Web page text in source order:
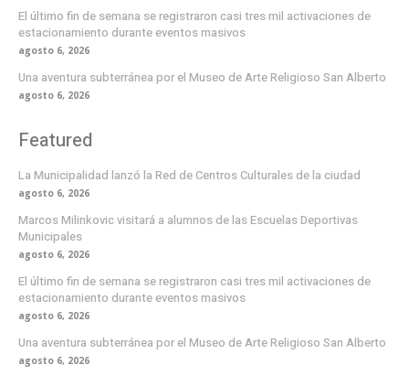
El último fin de semana se registraron casi tres mil activaciones de
estacionamiento durante eventos masivos
agosto 6, 2026
Una aventura subterránea por el Museo de Arte Religioso San Alberto
agosto 6, 2026
Featured
La Municipalidad lanzó la Red de Centros Culturales de la ciudad
agosto 6, 2026
Marcos Milinkovic visitará a alumnos de las Escuelas Deportivas
Municipales
agosto 6, 2026
El último fin de semana se registraron casi tres mil activaciones de
estacionamiento durante eventos masivos
agosto 6, 2026
Una aventura subterránea por el Museo de Arte Religioso San Alberto
agosto 6, 2026